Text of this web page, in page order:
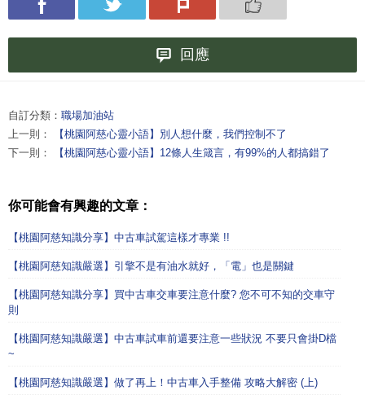
回應
自訂分類： 職場加油站
上一則：
【桃園阿慈心靈小語】別人想什麼，我們控制不了
下一則：
【桃園阿慈心靈小語】12條人生箴言，有99%的人都搞錯了
你可能會有興趣的文章：
【桃園阿慈知識分享】中古車試駕這樣才專業 !!
【桃園阿慈知識嚴選】引擎不是有油水就好，「電」也是關鍵
【桃園阿慈知識分享】買中古車交車要注意什麼? 您不可不知的交車守
則
【桃園阿慈知識嚴選】中古車試車前還要注意一些狀況 不要只會掛D檔
~
【桃園阿慈知識嚴選】做了再上！中古車入手整備 攻略大解密 (上)